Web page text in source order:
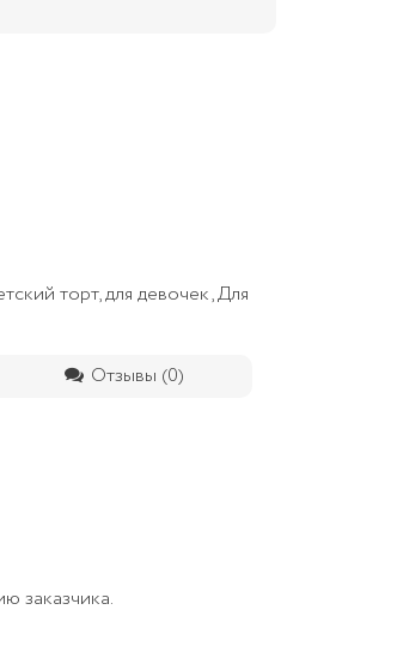
торт,для девочек,Для
Отзывы (0)
заказчика.